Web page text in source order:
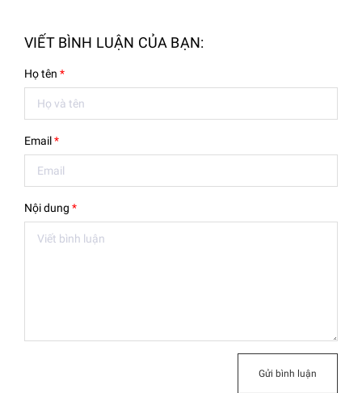
VIẾT BÌNH LUẬN CỦA BẠN:
Họ tên *
Email*
Nội dung *
Gửi bình luận